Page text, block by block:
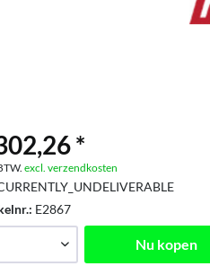
*
excl. verzendkosten
E2867
Nu kopen